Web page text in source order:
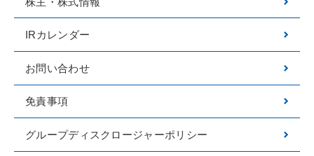
IRカレンダー
お問い合わせ
免責事項
グループディスクロージャーポリシー